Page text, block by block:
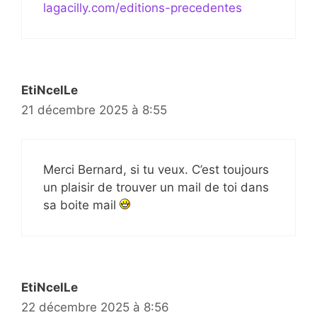
lagacilly.com/editions-precedentes
EtiNcelLe
21 décembre 2025 à 8:55
Merci Bernard, si tu veux. C’est toujours
un plaisir de trouver un mail de toi dans
sa boite mail
EtiNcelLe
22 décembre 2025 à 8:56